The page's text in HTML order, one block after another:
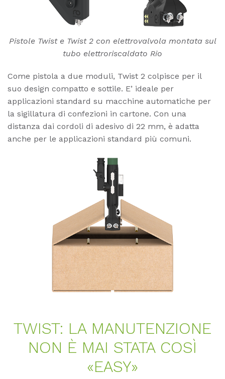
Pistole Twist e Twist 2 con elettrovalvola montata sul
tubo elettroriscaldato Rio
Come pistola a due moduli, Twist 2 colpisce per il
suo design compatto e sottile. E’ ideale per
applicazioni standard su macchine automatiche per
la sigillatura di confezioni in cartone. Con una
distanza dai cordoli di adesivo di 22 mm, è adatta
anche per le applicazioni standard più comuni.
TWIST: LA MA­NU­TEN­ZIO­NE
NON È MAI STA­TA COSÌ
«EASY»